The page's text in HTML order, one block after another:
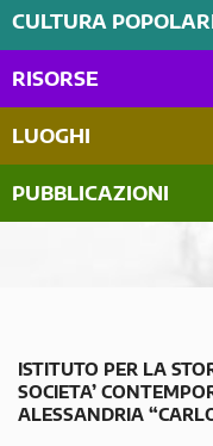
CULTURA
RISORSE
LUOGHI
PUBBLICAZIONI
ISTITUTO PER LA
SOCIETA’
ALESSANDRIA